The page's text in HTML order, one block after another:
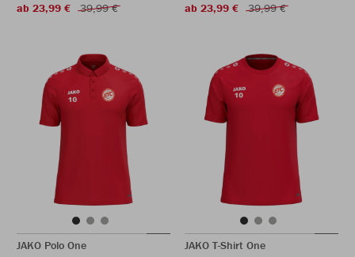
ab 23,99 €
39,99 €
ab 23,99 €
39,99 €
JAKO Polo One
JAKO T-Shirt One